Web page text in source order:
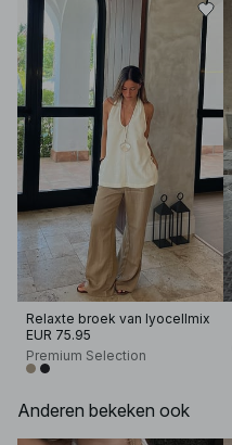
Relaxte broek van lyocellmix
EUR 75.95
Premium Selection
Anderen bekeken ook